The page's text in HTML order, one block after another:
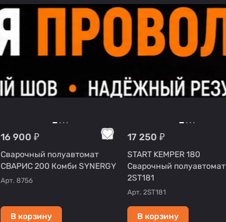
16 900 ₽
Сварочный полуавтомат
СВАРИС 200 Комби SYNERGY
Арт. 8756
В корзину
17 250 ₽
START KEMPER 180
Сварочный полуавтомат
2ST181
Арт. 2ST181
В корзину